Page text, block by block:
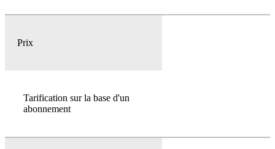
Prix
Tarification sur la base d'un
abonnement